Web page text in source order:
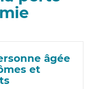
âgée
et